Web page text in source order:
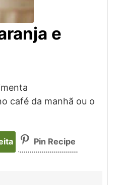
e
café da manhã ou o
Pin Recipe